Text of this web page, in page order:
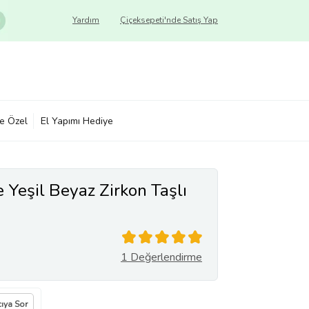
Çiçeksepeti'nde Satış Yap
Yardım
Özel El Yapımı Hediye
Beyaz Zirkon Taşlı
1 Değerlendirme
Sor